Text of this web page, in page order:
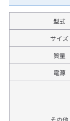
型式
サイズ
質量
電源